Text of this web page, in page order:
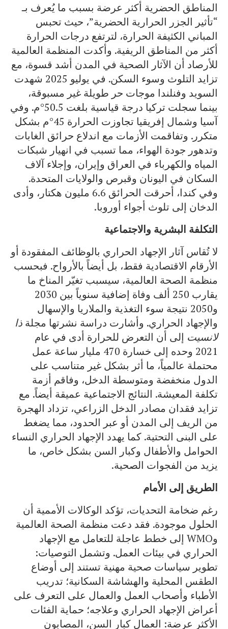
المناطق الحضرية أكثر عرضة بسبب ما يُعرف بـ
“تأثير الجزر الحرارية الحضرية”، حيث تحبس
المباني الكثيفة الحرارة، لترتفع درجات الحرارة
أكثر من المناطق الريفية. وأكدت المنظمة العالمية
للأرصاد أن الآثار الصحية في المدن أشد قسوة، مع
تزايد التلوث وسوء السكن. في يوليو 2025 شهدت
السويد وفنلندا موجات حر طويلة غير مسبوقة،
بينما سجلت تركيا درجة قياسية بلغت 50.5°م. وفي
آسيا وشمال إفريقيا تجاوزت الحرارة 45°م بشكل
متكرر. وتفاقمت الأزمات مع اندلاع حرائق الغابات
وتدهور جودة الهواء، مما تسبب في انهيار شبكات
المياه والكهرباء في العراق وإيران، وإجلاء آلاف
السكان في اليونان وقبرص والولايات المتحدة.
وفي كندا، أحرقت الحرائق 6.6 مليون هكتار، وأدى
الدخان إلى تلوث أجواء أوروبا.
التكلفة البشرية والاجتماعية
لا تُقاس آثار الإجهاد الحراري بالوظائف المفقودة أو
الأرقام الاقتصادية فقط، بل أيضاً بالأرواح. فبحسب
منظمة الصحة العالمية، سيسبب تغيّر المناخ ما
يقارب 250 ألف وفاة إضافية سنوياً بين 2030
و2050 نتيجة سوء التغذية والملاريا والإسهال
والإجهاد الحراري. وأشارت دراسة نشرتها مجلة ذا
لانسيت إلى أن التعرض للحرارة أدى في عام
2021 وحده إلى خسارة 470 مليار ساعة عمل
محتملة عالمياً، ما أثر بشكل غير متناسب على
الدول منخفضة ومتوسطة الدخل، وفاقم أزمة
تكلفة المعيشة. النتائج الاجتماعية عميقة أيضاً. مع
تزايد فقدان مصادر الدخل الزراعي، تزداد الهجرة
من الريف إلى المدن أو عبر الحدود، مما يضغط
على البنى التحتية. كما يهدد الإجهاد الحراري النساء
الحوامل والأطفال وكبار السن بشكل خاص، ما
يزيد من الفجوات الصحية.
الطريق إلى الأمام
رغم ضخامة التحديات، تؤكد الوكالات الأممية أن
الحلول موجودة. فقد دعت منظمة الصحة العالمية
وWMO إلى خطط عاجلة للتعامل مع الإجهاد
الحراري في بيئات العمل. وتشمل التوصيات:
تطوير سياسات صحية مهنية تستند إلى أوضاع
الطقس المحلية والهشاشة السكانية؛ تدريب
الأطباء وأصحاب العمل والعمال على التعرف على
أعراض الإجهاد الحراري وعلاجه؛ حماية الفئات
الأكثر عرضة: العمال كبار السن، المصابون